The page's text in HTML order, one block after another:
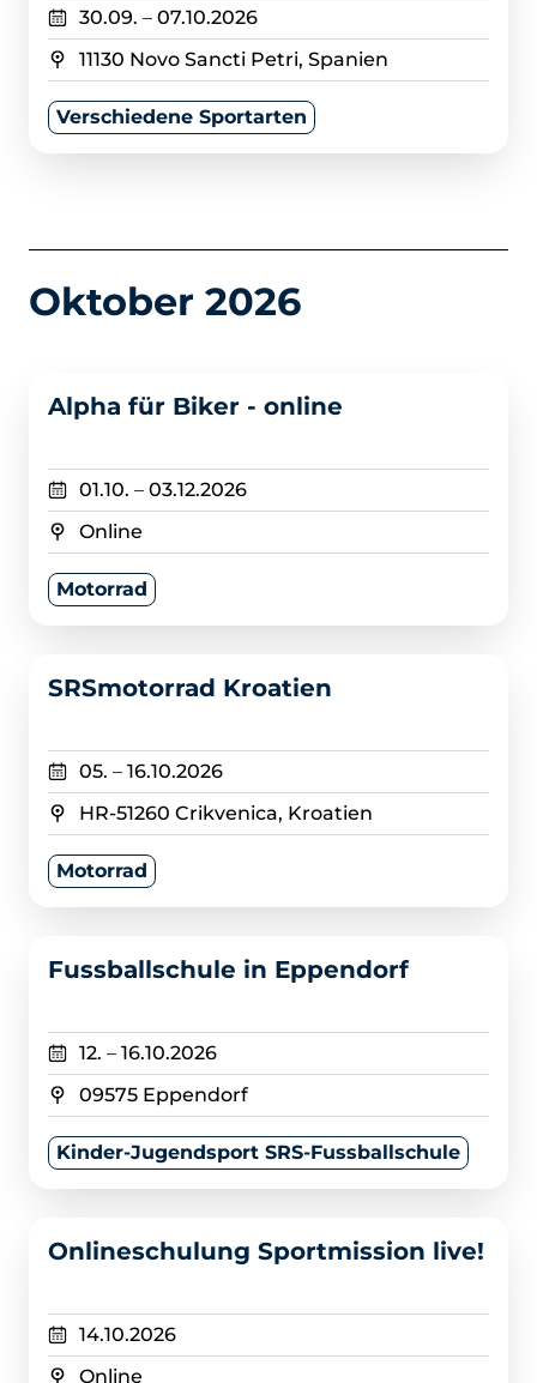
30.09. – 07.10.2026
11130 Novo Sancti Petri, Spanien
Verschiedene Sportarten
Oktober 2026
Alpha für Biker - online
01.10. – 03.12.2026
Online
Motorrad
SRSmotorrad Kroatien
05. – 16.10.2026
HR-51260 Crikvenica, Kroatien
Motorrad
Fussballschule in Eppendorf
12. – 16.10.2026
09575 Eppendorf
Kinder-Jugendsport SRS-Fussballschule
Onlineschulung Sportmission live!
14.10.2026
Online